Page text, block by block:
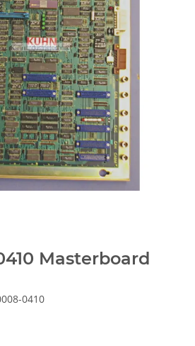
Masterboard
0410